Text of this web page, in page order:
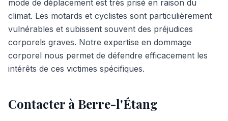
mode de déplacement est très prisé en raison du
climat. Les motards et cyclistes sont particulièrement
vulnérables et subissent souvent des préjudices
corporels graves. Notre expertise en dommage
corporel nous permet de défendre efficacement les
intérêts de ces victimes spécifiques.
Contacter à Berre-l'Étang